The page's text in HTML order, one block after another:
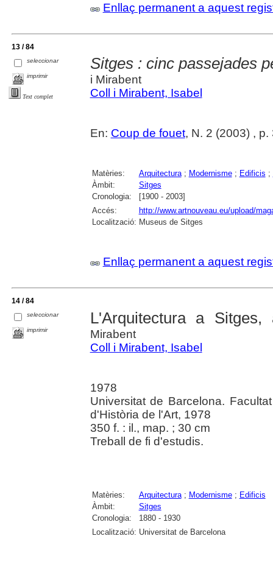
Enllaç permanent a aquest
13 / 84
seleccionar
imprimir
Text complet
Sitges : cinc passejades
i Mirabent
Coll i Mirabent, Isabel
En: Coup de fouet, N. 2 (2003) , p.
Matèries: Arquitectura; Modernisme; Edificis ;
Àmbit:
Sitges
Cronologia:
[1900 - 2003]
Accés:
http://www.artnouveau.eu/upload/
Localització: Museus de Sitges
Enllaç permanent a aquest
14 / 84
seleccionar
imprimir
L'Arquitectura a Sitges,
Mirabent
Coll i Mirabent, Isabel
1978
Universitat de Barcelona.
d'Història de l'Art, 1978
350 f. : il., map. ; 30 cm
Treball de fi d'estudis.
Matèries: Arquitectura; Modernisme; Edificis
Àmbit:
Sitges
Cronologia:
1880 - 1930
Localització: Universitat de Barcelona